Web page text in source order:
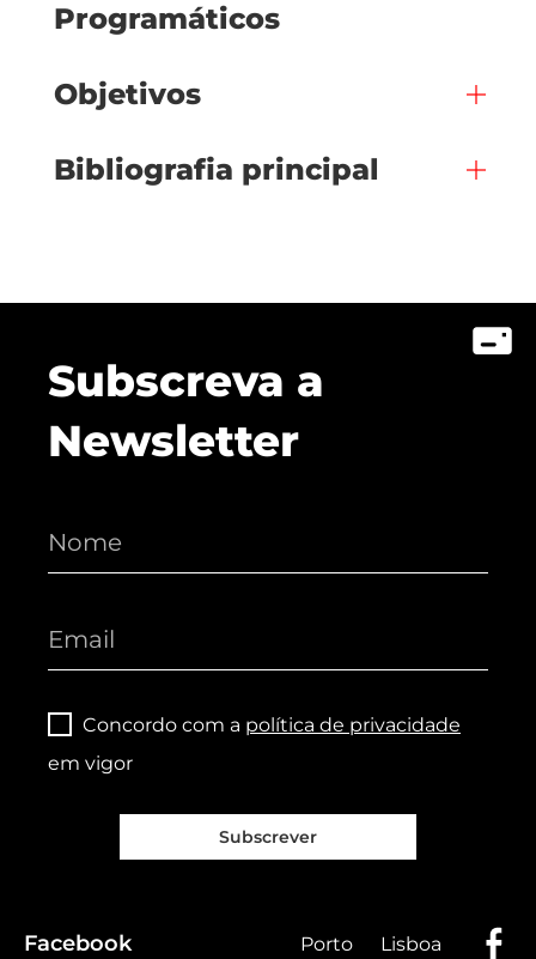
Programáticos
Objetivos
Bibliografia principal
Subscreva a
Newsletter
Concordo com a política de privacidade
em vigor
Subscrever
Facebook Porto Lisboa